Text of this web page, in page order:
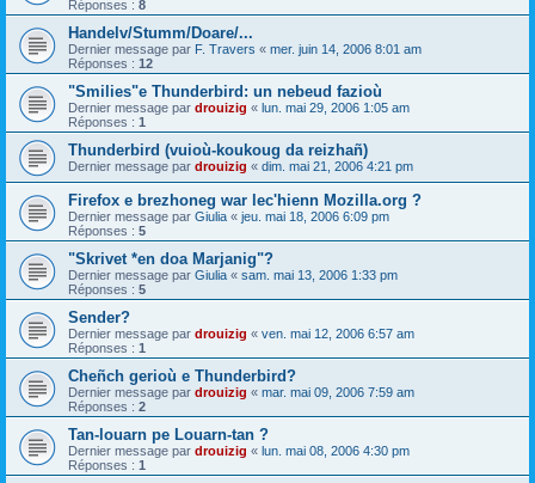
Réponses : 8
Handelv/Stumm/Doare/...
Dernier message par F. Travers « mer. juin 14, 2006 8:01 am
Réponses : 12
"Smilies"e Thunderbird: un nebeud fazioù
Dernier message par drouizig « lun. mai 29, 2006 1:05 am
Réponses : 1
Thunderbird (vuioù-koukoug da reizhañ)
Dernier message par drouizig « dim. mai 21, 2006 4:21 pm
Firefox e brezhoneg war lec'hienn Mozilla.org ?
Dernier message par Giulia « jeu. mai 18, 2006 6:09 pm
Réponses : 5
"Skrivet *en doa Marjanig"?
Dernier message par Giulia « sam. mai 13, 2006 1:33 pm
Réponses : 5
Sender?
Dernier message par drouizig « ven. mai 12, 2006 6:57 am
Réponses : 1
Cheñch gerioù e Thunderbird?
Dernier message par drouizig « mar. mai 09, 2006 7:59 am
Réponses : 2
Tan-louarn pe Louarn-tan ?
Dernier message par drouizig « lun. mai 08, 2006 4:30 pm
Réponses : 1